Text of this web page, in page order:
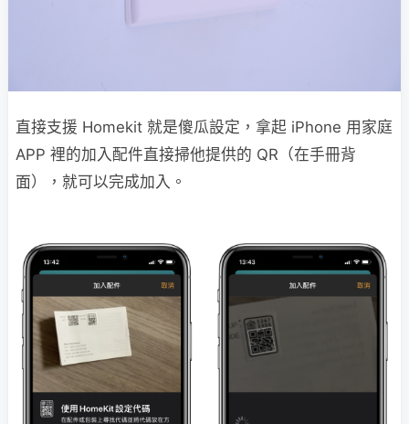
直接支援 Homekit 就是傻瓜設定，拿起 iPhone 用家庭
APP 裡的加入配件直接掃他提供的 QR（在手冊背
面），就可以完成加入。